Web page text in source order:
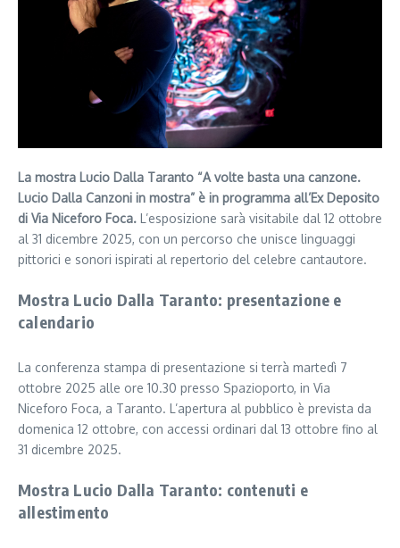
La mostra Lucio Dalla Taranto “A volte basta una canzone.
Lucio Dalla Canzoni in mostra” è in programma all’Ex Deposito
di Via Niceforo Foca. L’esposizione sarà visitabile dal 12 ottobre
al 31 dicembre 2025, con un percorso che unisce linguaggi
pittorici e sonori ispirati al repertorio del celebre cantautore.
Mostra Lucio Dalla Taranto: presentazione e
calendario
La conferenza stampa di presentazione si terrà martedì 7
ottobre 2025 alle ore 10.30 presso Spazioporto, in Via
Niceforo Foca, a Taranto. L’apertura al pubblico è prevista da
domenica 12 ottobre, con accessi ordinari dal 13 ottobre fino al
31 dicembre 2025.
Mostra Lucio Dalla Taranto: contenuti e
allestimento